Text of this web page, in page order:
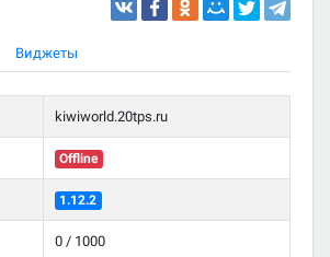
Виджеты
kiwiworld.20tps.ru
Offline
1.12.2
0 / 1000